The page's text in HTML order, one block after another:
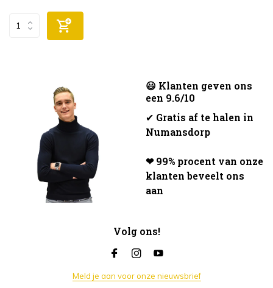
😃 Klanten geven ons
een 9.6/10
✔ Gratis af te halen in
Numansdorp
❤ 99% procent van onze
klanten beveelt ons
aan
Volg ons!
Meld je aan voor onze nieuwsbrief